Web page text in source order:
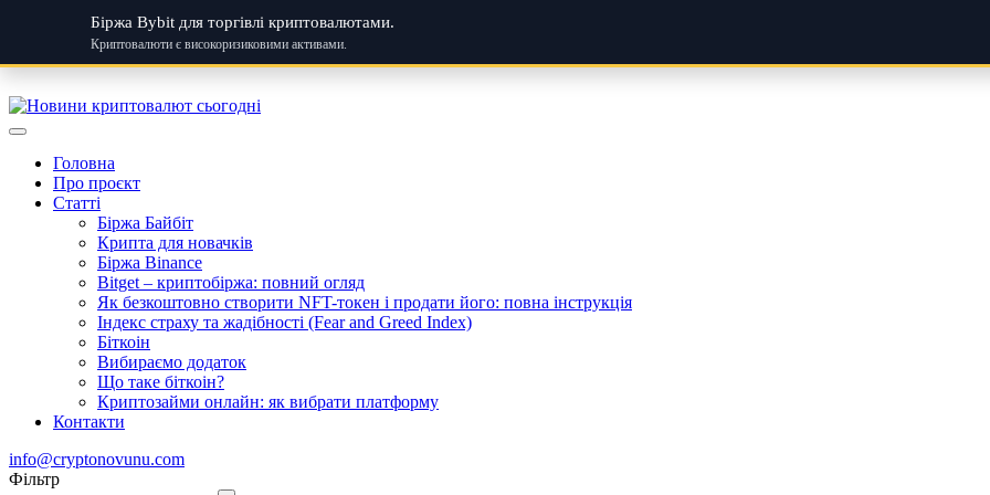
Біржа Bybit для торгівлі криптовалютами.
Криптовалюти є високоризиковими активами.
to
content
Головна
Про проєкт
Статті
Біржа Байбіт
Крипта для новачків
Біржа Binance
Bitget – криптобіржа: повний огляд
Як безкоштовно створити NFT-токен і продати його: повна інструкція
Індекс страху та жадібності (Fear and Greed Index)
Біткоін
Вибираємо додаток
Що таке біткоін?
Криптозайми онлайн: як вибрати платформу
Контакти
info@cryptonovunu.com
Фiльтр